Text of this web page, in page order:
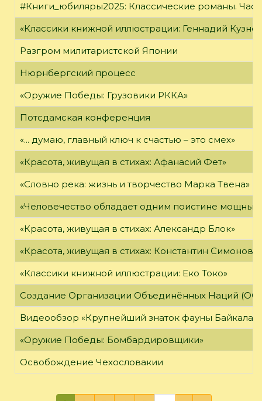
#Книги_юбиляры2025: Классические романы.
«Классики книжной иллюстрации: Геннадий
Разгром милитаристской Японии
Нюрнбергский процесс
«Оружие Победы: Грузовики РККА»
Потсдамская конференция
«... думаю, главный ключ к счастью – это смех»
«Красота, живущая в стихах: Афанасий Фет»
«Словно река: жизнь и творчество Марка Твена»
«Человечество обладает одним поистине
«Красота, живущая в стихах: Александр Блок»
«Красота, живущая в стихах: Константин Симонов»
«Классики книжной иллюстрации: Еко Токо»
Создание Организации Объединённых Наций
Видеообзор «Крупнейший знаток фауны Байкала»
«Оружие Победы: Бомбардировщики»
Освобождение Чехословакии